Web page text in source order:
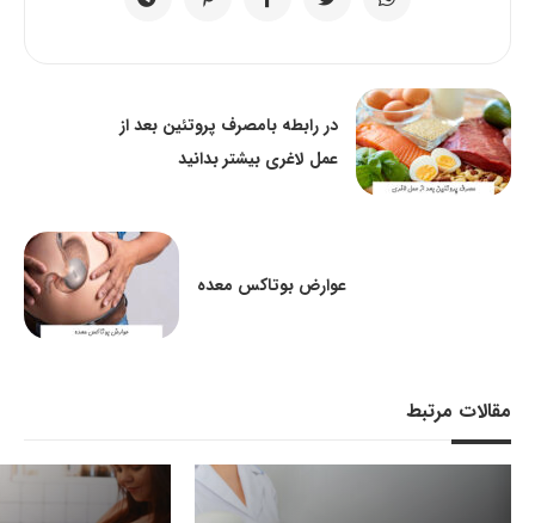
در رابطه بامصرف پروتئین بعد از
عمل لاغری بیشتر بدانید
عوارض بوتاکس معده
مقالات مرتبط